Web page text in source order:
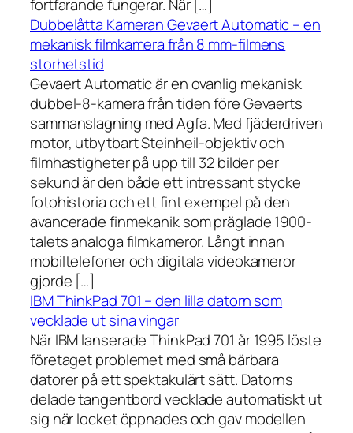
fortfarande fungerar. När […]
Dubbelåtta Kameran Gevaert Automatic – en
mekanisk filmkamera från 8 mm-filmens
storhetstid
Gevaert Automatic är en ovanlig mekanisk
dubbel-8-kamera från tiden före Gevaerts
sammanslagning med Agfa. Med fjäderdriven
motor, utbytbart Steinheil-objektiv och
filmhastigheter på upp till 32 bilder per
sekund är den både ett intressant stycke
fotohistoria och ett fint exempel på den
avancerade finmekanik som präglade 1900-
talets analoga filmkameror. Långt innan
mobiltelefoner och digitala videokameror
gjorde […]
IBM ThinkPad 701 – den lilla datorn som
vecklade ut sina vingar
När IBM lanserade ThinkPad 701 år 1995 löste
företaget problemet med små bärbara
datorer på ett spektakulärt sätt. Datorns
delade tangentbord vecklade automatiskt ut
sig när locket öppnades och gav modellen